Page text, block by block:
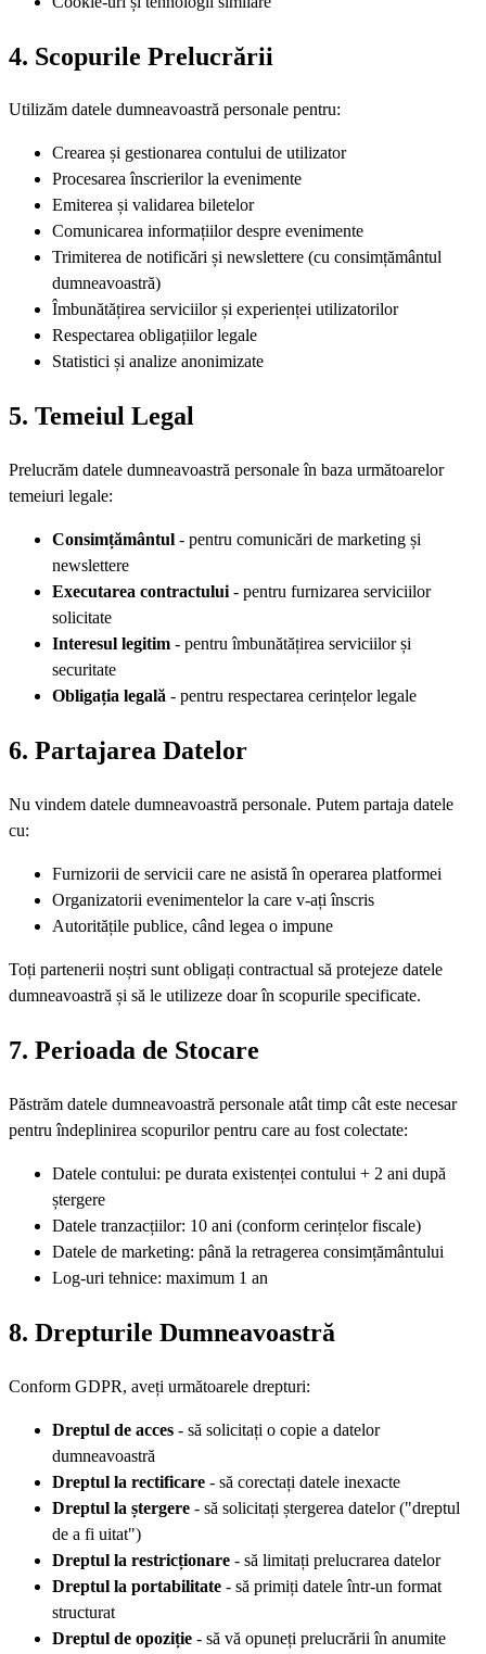
4. Scopurile Prelucrării
Utilizăm datele dumneavoastră personale pentru:
Crearea și gestionarea contului de utilizator
Procesarea înscrierilor la evenimente
Emiterea și validarea biletelor
Comunicarea informațiilor despre evenimente
Trimiterea de notificări și newslettere (cu consimțământul
dumneavoastră)
Îmbunătățirea serviciilor și experienței utilizatorilor
Respectarea obligațiilor legale
Statistici și analize anonimizate
5. Temeiul Legal
Prelucrăm datele dumneavoastră personale în baza următoarelor
temeiuri legale:
Consimțământul - pentru comunicări de marketing și
newslettere
Executarea contractului - pentru furnizarea serviciilor
solicitate
Interesul legitim - pentru îmbunătățirea serviciilor și
securitate
Obligația legală - pentru respectarea cerințelor legale
6. Partajarea Datelor
Nu vindem datele dumneavoastră personale. Putem partaja datele
cu:
Furnizorii de servicii care ne asistă în operarea platformei
Organizatorii evenimentelor la care v-ați înscris
Autoritățile publice, când legea o impune
Toți partenerii noștri sunt obligați contractual să protejeze datele
dumneavoastră și să le utilizeze doar în scopurile specificate.
7. Perioada de Stocare
Păstrăm datele dumneavoastră personale atât timp cât este necesar
pentru îndeplinirea scopurilor pentru care au fost colectate:
Datele contului: pe durata existenței contului + 2 ani după
ștergere
Datele tranzacțiilor: 10 ani (conform cerințelor fiscale)
Datele de marketing: până la retragerea consimțământului
Log-uri tehnice: maximum 1 an
8. Drepturile Dumneavoastră
Conform GDPR, aveți următoarele drepturi:
Dreptul de acces - să solicitați o copie a datelor
dumneavoastră
Dreptul la rectificare - să corectați datele inexacte
Dreptul la ștergere - să solicitați ștergerea datelor ("dreptul
de a fi uitat")
Dreptul la restricționare - să limitați prelucrarea datelor
Dreptul la portabilitate - să primiți datele într-un format
structurat
Dreptul de opoziție - să vă opuneți prelucrării în anumite